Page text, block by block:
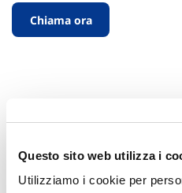
Questo sito web utilizza i
Utilizziamo i cookie per
Chiama ora